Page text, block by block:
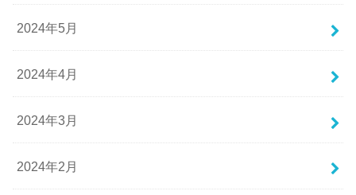
2024年5月
2024年4月
2024年3月
2024年2月